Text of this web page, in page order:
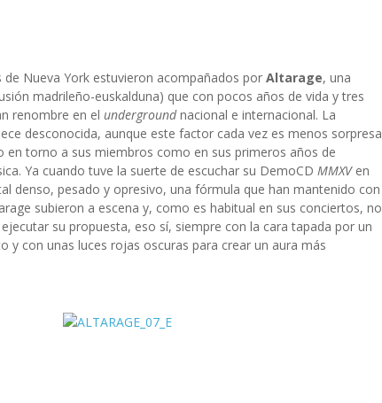
Nueva York estuvieron acompañados por Altarage, una
madrileño-euskalduna) que con pocos años de vida y tres
renombre en el undergroundnacional e internacional. La
desconocida, aunque este factor cada vez es menos sorpresa
torno a sus miembros como en sus primeros años de
Ya cuando tuve la suerte de escuchar su DemoCD MMXVen
denso, pesado y opresivo, una fórmula que han mantenido con
subieron a escena y, como es habitual en sus conciertos, no
su propuesta, eso sí, siempre con la cara tapada por un
con unas luces rojas oscuras para crear un aura más